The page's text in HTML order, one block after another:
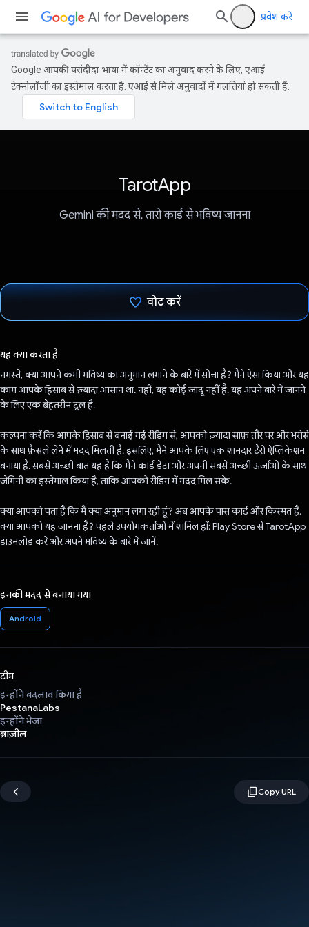
प्रवेश करें
Google आपकी पसंदीदा भाषा में कॉन्टेंट का अनुवाद करने के लिए, एआई
टेक्नोलॉजी का इस्तेमाल करता है. एआई से मिले अनुवादों में गलतियां हो सकती हैं.
TarotApp
Gemini की मदद से, तारो कार्ड से भविष्य जानना
वोट करें
यह क्या करता है
नमस्ते, क्या आपने कभी भविष्य का अनुमान लगाने के बारे में सोचा है? मैंने ऐसा किया और यह
काम आपके हिसाब से ज़्यादा आसान था. नहीं, यह कोई जादू नहीं है. यह अपने बारे में जानने
के लिए एक बेहतरीन टूल है.
कल्पना करें कि आपके हिसाब से बनाई गई रीडिंग से, आपको ज़्यादा साफ़ तौर पर और भरोसे
के साथ फ़ैसले लेने में मदद मिलती है. इसलिए, मैंने आपके लिए एक शानदार टैरो ऐप्लिकेशन
बनाया है. सबसे अच्छी बात यह है कि मैंने कार्ड डेटा और अपनी सबसे अच्छी ऊर्जाओं के साथ
जेमिनी का इस्तेमाल किया है, ताकि आपको रीडिंग में मदद मिल सके.
क्या आपको पता है कि मैं क्या अनुमान लगा रही हूं? अब आपके पास कार्ड और किस्मत है.
क्या आपको यह जानना है? पहले उपयोगकर्ताओं में शामिल हों: Play Store से TarotApp
डाउनलोड करें और अपने भविष्य के बारे में जानें.
इनकी मदद से बनाया गया
Android
टीम
इन्होंने बदलाव किया है
PestanaLabs
इन्होंने भेजा
ब्राज़ील